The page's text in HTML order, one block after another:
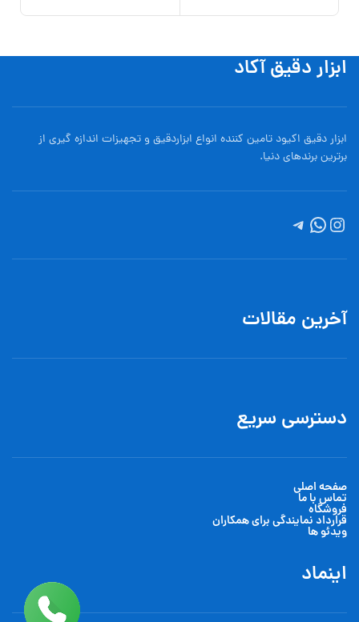
ابزار دقیق آکاد
ابزار دقیق اکیود تامین کننده انواع ابزاردقيق و تجهيزات اندازه گیری از
برترین برندهای دنیا.
آخرین مقالات
دسترسی سریع
صفحه اصلی
تماس با ما
فروشگاه
قرارداد نمایندگی برای همکاران
ویدئو ها
اینماد